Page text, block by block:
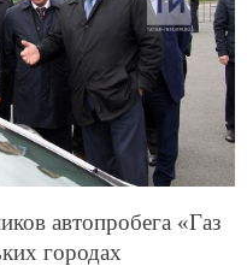
автопробега «Газ
городах